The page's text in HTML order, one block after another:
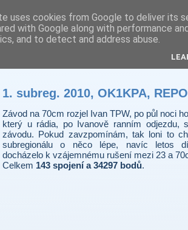
Prdec - Pardubice
1. subreg. 2010, OK1KPA,
Závod na 70cm rozjel Ivan TPW, po půl noci
který u rádia, po Ivanově ranním odjezdu,
závodu. Pokud zavzpomínám, tak loni to
subregionálu o něco lépe, navíc letos
docházelo k vzájemnému rušení mezi 23 a
Celkem 143 spojení a 34297 bodů.
uses cookies from Google to deliver its
with Google along with performance
and to detect and address abuse.